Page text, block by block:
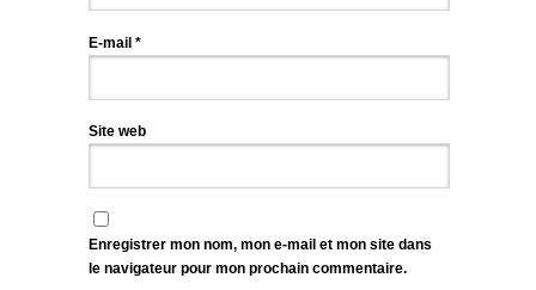
E-mail *
Site web
Enregistrer mon nom, mon e-mail et mon site dans
le navigateur pour mon prochain commentaire.